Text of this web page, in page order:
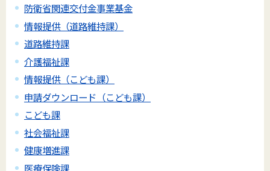
防衛省関連交付金事業基金
情報提供（道路維持課）
道路維持課
介護福祉課
情報提供（こども課）
申請ダウンロード（こども課）
こども課
社会福祉課
健康増進課
医療保険課